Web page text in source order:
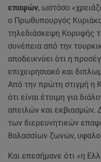
επαφών, ωστόσο
ο Πρωθυπουργός
τηλεδιάσκεψη Κορυφής
συνέπεια από την
αποδεικνύει ότι η
επιχειρησιακό και
Από την πρώτη στιγμή η
ότι είναι έτοιμη για
απειλών και εκβιασμών.
των διερευνητικών
θαλασσίων ζωνών,
Και επεσήμανε ότι «η